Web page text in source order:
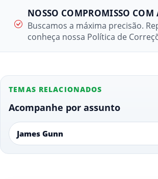
NOSSO COMPROMISSO COM
Buscamos a máxima precisão.
conheça nossa Política de
TEMAS RELACIONADOS
Acompanhe por assunto
James Gunn